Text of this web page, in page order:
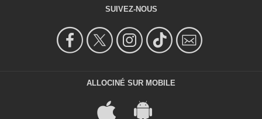
SUIVEZ-NOUS
ALLOCINÉ SUR MOBILE